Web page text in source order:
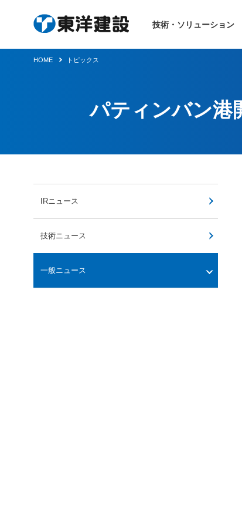
技術・ソリューション
HOME トピックス
パティンバン港
IRニュース
技術ニュース
一般ニュース